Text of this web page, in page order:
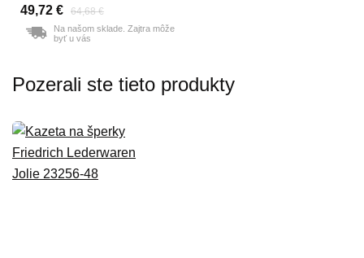
49,72 € 64,68 €
Na našom sklade. Zajtra môže
byť u vás
Pozerali ste tieto produkty